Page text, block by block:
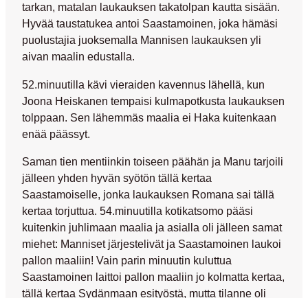
tarkan, matalan laukauksen takatolpan kautta sisään.
Hyvää taustatukea antoi Saastamoinen, joka hämäsi
puolustajia juoksemalla Mannisen laukauksen yli
aivan maalin edustalla.
52.minuutilla kävi vieraiden kavennus lähellä, kun
Joona Heiskanen tempaisi kulmapotkusta laukauksen
tolppaan. Sen lähemmäs maalia ei Haka kuitenkaan
enää päässyt.
Saman tien mentiinkin toiseen päähän ja Manu tarjoili
jälleen yhden hyvän syötön tällä kertaa
Saastamoiselle, jonka laukauksen Romana sai tällä
kertaa torjuttua. 54.minuutilla kotikatsomo pääsi
kuitenkin juhlimaan maalia ja asialla oli jälleen samat
miehet: Manniset järjestelivät ja Saastamoinen laukoi
pallon maaliin! Vain parin minuutin kuluttua
Saastamoinen laittoi pallon maaliin jo kolmatta kertaa,
tällä kertaa Sydänmaan esityöstä, mutta tilanne oli